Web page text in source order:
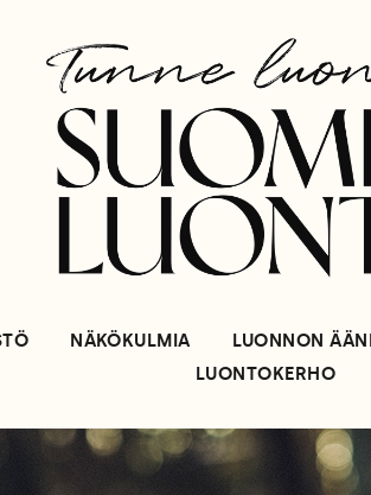
NÄKÖKULMIA LUONNON
LUONTOKERHO